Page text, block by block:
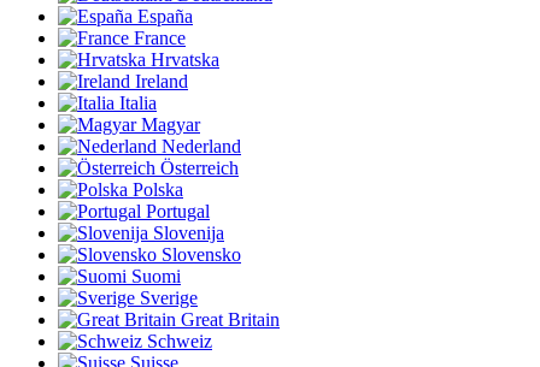
España
France
Hrvatska
Ireland
Italia
Magyar
Nederland
Österreich
Polska
Portugal
Slovenija
Slovensko
Suomi
Sverige
Great Britain
Schweiz